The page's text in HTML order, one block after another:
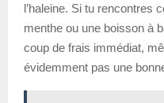
l’haleine. Si tu rencontres
menthe ou une boisson à
coup de frais immédiat,
évidemment pas une